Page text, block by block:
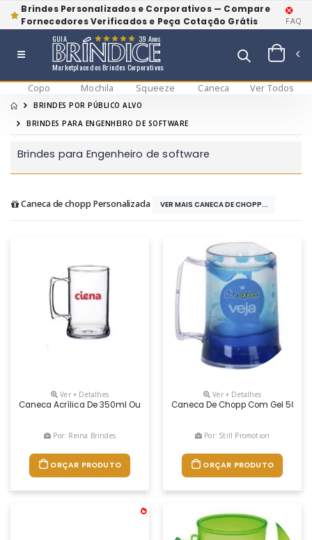
Brindes Personalizados e Corporativos — Compare
Fornecedores Verificados e Peça Cotação Grátis
FAQ
Marketplace dos Brindes Corporativos
GUIA 39 Anos
Copo Mochila Squeeze Caneca Ver Todos
BRINDES POR PÚBLICO ALVO
BRINDES PARA ENGENHEIRO DE SOFTWARE
Brindes para Engenheiro de software
Caneca de chopp Personalizada VER MAIS CANECA DE CHOPP...
Ver + Detalhes
Caneca Acrílica De 350ml Ou 500ml
Por: Reina Brindes
ORÇAR PRODUTO
Ver + Detalhes
Caneca De Chopp Com Gel
Por: Still Promotion
ORÇAR PRODUTO